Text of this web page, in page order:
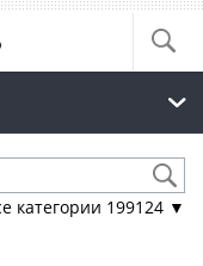
категории 199124 ▼